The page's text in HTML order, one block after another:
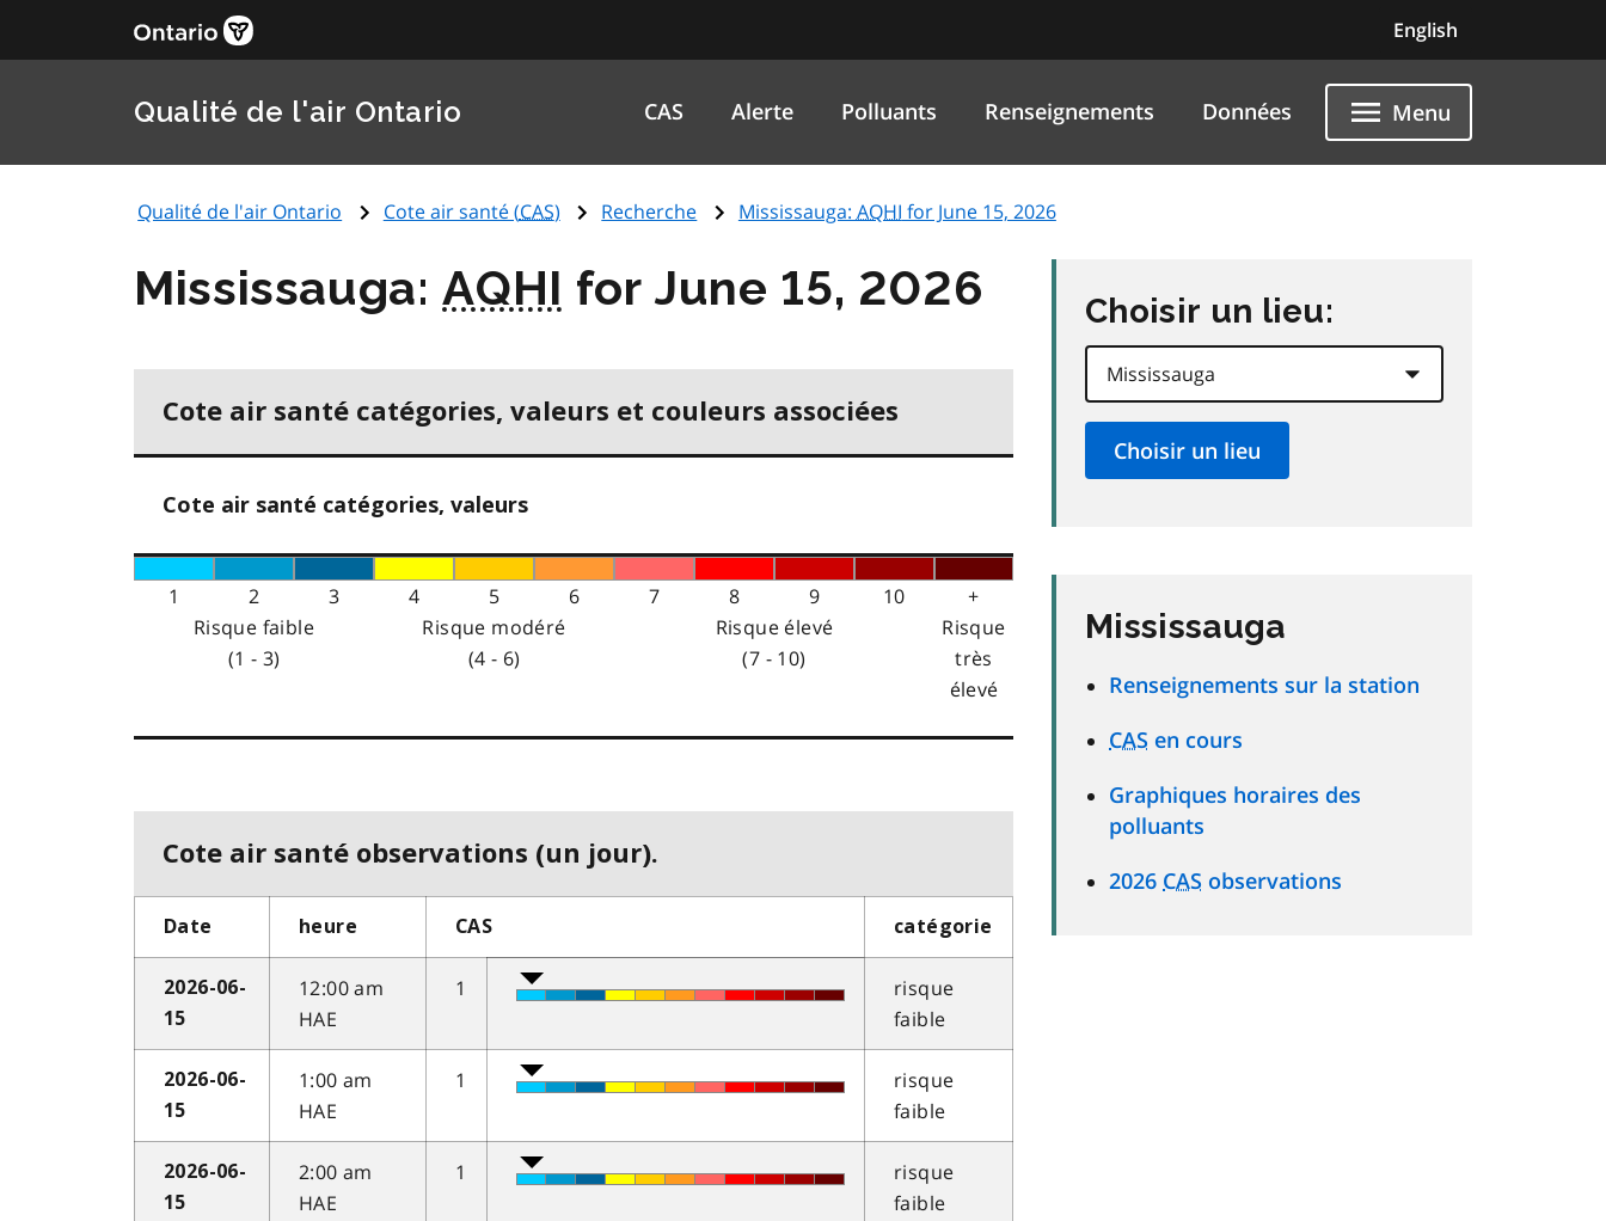
English
Qualité de l'air Ontario CAS Alerte Polluants Renseignements Données Menu
Qualité de l'air Ontario Cote air santé (CAS) Recherche Mississauga: AQHI for June 15, 2026
Mississauga:AQHI for June 15, 2026
Cote air santé catégories, valeurs et couleurs associées
Cote air santé catégories, valeurs
1 2 3 4 5 6 7 8 9 10
+
Risque faible
(1 - 3)
Risque modéré
(4 - 6)
Risque élevé
(7 - 10)
Risque
très
élevé
Cote air santé observations (un jour).
Date heure CAS catégorie
2026-06-
15
12:00 am
HAE
1
risque
faible
2026-06-
15
1:00 am
HAE
1
risque
faible
2026-06-
15
2:00 am
HAE
1
risque
faible
Choisir un lieu:
Mississauga
Renseignements sur la station
CAS en cours
Graphiques horaires des
polluants
2026 CAS observations